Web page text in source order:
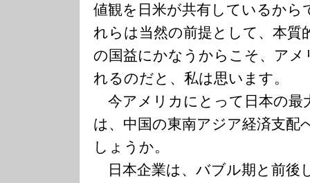
値観を日米が共有しているから
れらは当然の前提として、本質
の国益にかなうからこそ、ア
れるのだと、私は思います。
今アメリカにとって日本の最
は、中国の東南アジア経済支配
しょうか。
日本企業は、バブル期と前後